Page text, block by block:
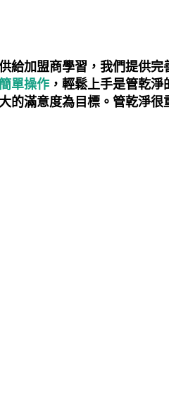
給加盟商學習，我們提供
單操作 ，輕鬆上手是管乾淨
的滿意度為目標。管乾淨很